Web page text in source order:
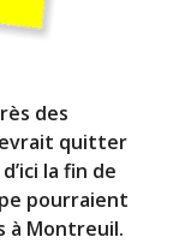
des
quitter
la fin de
pourraient
à Montreuil.